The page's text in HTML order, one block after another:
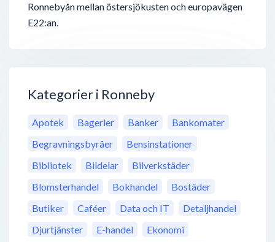
Ronnebyån mellan östersjökusten och europavägen
E22:an.
Kategorier i Ronneby
Apotek Bagerier Banker
Bankomater
Begravningsbyråer
Bensinstationer
Bibliotek
Bildelar
Bilverkstäder
Blomsterhandel
Bokhandel
Bostäder
Butiker
Caféer Data och IT
Detaljhandel
Djurtjänster
E-handel
Ekonomi